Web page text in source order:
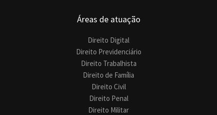
Áreas de atuação
Direito Digital
Direito Previdenciário
Direito Trabalhista
Direito de Família
Direito Civil
Direito Penal
Direito Militar